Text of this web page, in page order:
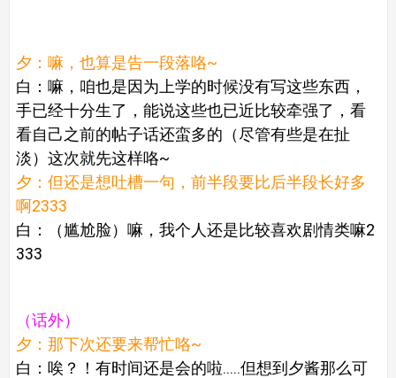
夕：嘛，也算是告一段落咯~
白：嘛，咱也是因为上学的时候没有写这些东西，
手已经十分生了，能说这些也已近比较牵强了，看
看自己之前的帖子话还蛮多的（尽管有些是在扯
淡）这次就先这样咯~
夕：但还是想吐槽一句，前半段要比后半段长好多
啊2333
白：（尴尬脸）嘛，我个人还是比较喜欢剧情类嘛2
333
（话外）
夕：那下次还要来帮忙咯~
白：唉？！有时间还是会的啦.....但想到夕酱那么可